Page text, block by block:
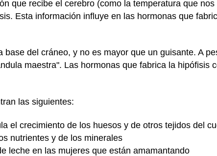
que recibe el cerebro (como la temperatura que
Esta información influye en las hormonas que
base del cráneo, y no es mayor que un guisante. A
maestra". Las hormonas que fabrica la hipófisis
las siguientes:
el crecimiento de los huesos y de otros tejidos del
nutrientes y de los minerales
leche en las mujeres que están amamantando